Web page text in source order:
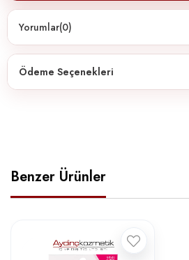
Yorumlar(0)
Ödeme Seçenekleri
Benzer Ürünler